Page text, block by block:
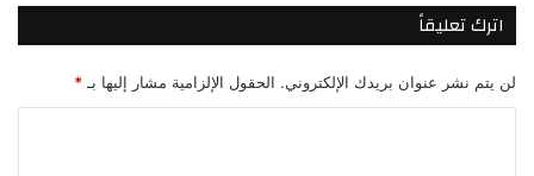
اترك تعليقاً
لن يتم نشر عنوان بريدك الإلكتروني. الحقول الإلزامية مشار إليها بـ *